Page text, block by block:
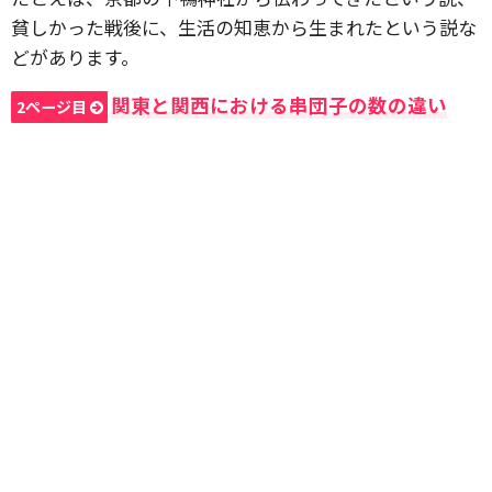
貧しかった戦後に、生活の知恵から生まれたという説な
どがあります。
2ページ目 関東と関西における串団子の数の違い